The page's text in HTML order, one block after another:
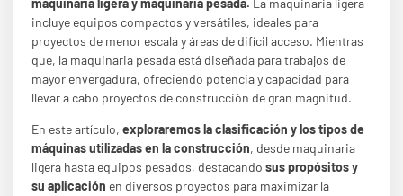
maquinaria ligera y maquinaria pesada. La maquinaria ligera
incluye equipos compactos y versátiles, ideales para
proyectos de menor escala y áreas de difícil acceso. Mientras
que, la maquinaria pesada está diseñada para trabajos de
mayor envergadura, ofreciendo potencia y capacidad para
llevar a cabo proyectos de construcción de gran magnitud.
En este artículo, exploraremos la clasificación y los tipos de
máquinas utilizadas en la construcción, desde maquinaria
ligera hasta equipos pesados, destacando sus propósitos y
su aplicación en diversos proyectos para maximizar la